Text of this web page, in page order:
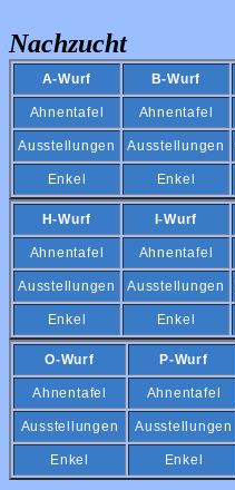
Nachzucht
A-Wurf B-Wurf
Ahnentafel Ahnentafel
Ausstellungen Ausstellungen
Enkel Enkel
H-Wurf I-Wurf
Ahnentafel Ahnentafel
Ausstellungen Ausstellungen
Enkel Enkel
O-Wurf P-Wurf
Ahnentafel Ahnentafel
Ausstellungen Ausstellungen
Enkel Enkel